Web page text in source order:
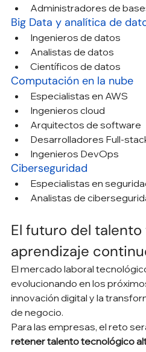
Administradores de
Big Data y analítica de
Ingenieros de datos
Analistas de datos
Científicos de datos
Computación en la nube
Especialistas en AWS
Ingenieros cloud
Arquitectos de software
Desarrolladores Full-
Ingenieros DevOps
Ciberseguridad
Especialistas en
Analistas de
El futuro del
aprendizaje
El mercado laboral
evolucionando en los
innovación digital y la
de negocio.
Para las empresas, el reto
retener talento tecnológico